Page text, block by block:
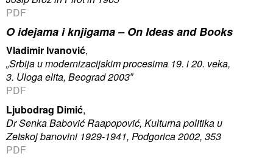
PDF
O idejama i knjigama –On Ideas and Books
Vladimir Ivanović,
„Srbija u modernizacijskim procesima 19. i 20. veka,
3. Uloga elita, Beograd 2003″
PDF
Ljubodrag Dimić,
Dr Senka Babović Raapopović, Kulturna politika u
Zetskoj banovini 1929-1941, Podgorica 2002, 353
PDF